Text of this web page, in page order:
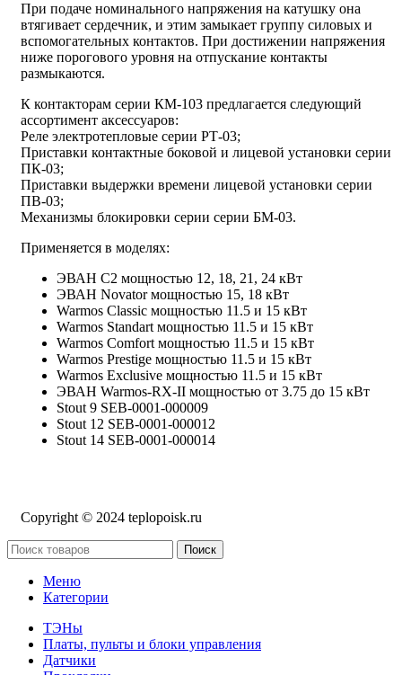
При подаче номинального напряжения на катушку она
втягивает сердечник, и этим замыкает группу силовых и
вспомогательных контактов. При достижении напряжения
ниже порогового уровня на отпускание контакты
размыкаются.
К контакторам серии КМ-103 предлагается следующий
ассортимент аксессуаров:
Реле электротепловые серии РТ-03;
Приставки контактные боковой и лицевой установки серии
ПК-03;
Приставки выдержки времени лицевой установки серии
ПВ-03;
Механизмы блокировки серии серии БМ-03.
Применяется в моделях:
ЭВАН С2 мощностью 12, 18, 21, 24 кВт
ЭВАН Novator мощностью 15, 18 кВт
Warmos Classic мощностью 11.5 и 15 кВт
Warmos Standart мощностью 11.5 и 15 кВт
Warmos Comfort мощностью 11.5 и 15 кВт
Warmos Prestige мощностью 11.5 и 15 кВт
Warmos Exclusive мощностью 11.5 и 15 кВт
ЭВАН Warmos-RX-II мощностью от 3.75 до 15 кВт
Stout 9 SEB-0001-000009
Stout 12 SEB-0001-000012
Stout 14 SEB-0001-000014
Copyright © 2024 teplopoisk.ru
Поиск
Меню
Категории
ТЭНы
Платы, пульты и блоки управления
Датчики